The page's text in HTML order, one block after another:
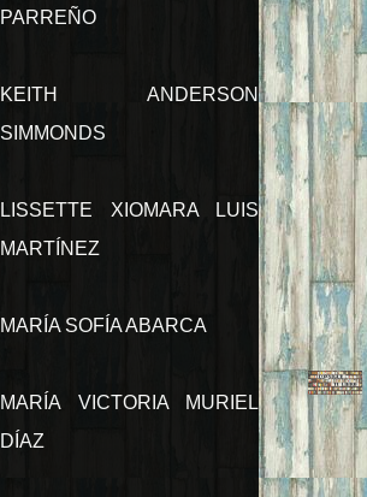
PARREÑO
KEITH ANDERSON
SIMMONDS
LISSETTE XIOMARA LUIS
MARTÍNEZ
MARÍA SOFÍA ABARCA
MARÍA VICTORIA MURIEL
DÍAZ